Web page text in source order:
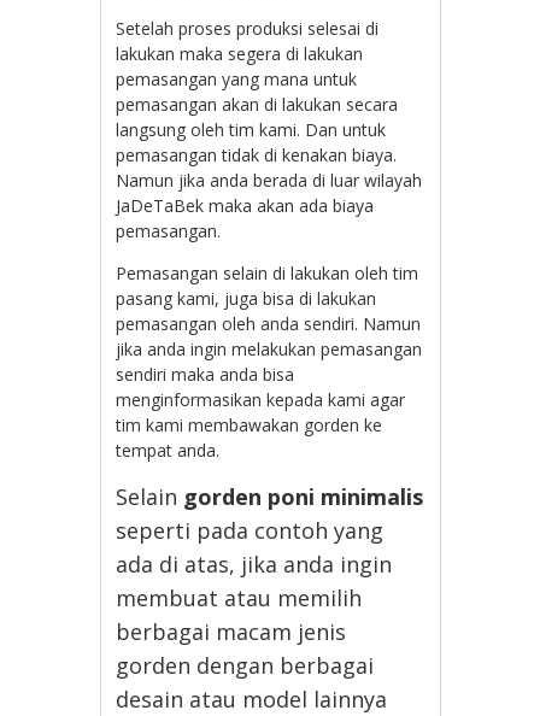
Setelah proses produksi selesai di
lakukan maka segera di lakukan
pemasangan yang mana untuk
pemasangan akan di lakukan secara
langsung oleh tim kami. Dan untuk
pemasangan tidak di kenakan biaya.
Namun jika anda berada di luar wilayah
JaDeTaBek maka akan ada biaya
pemasangan.
Pemasangan selain di lakukan oleh tim
pasang kami, juga bisa di lakukan
pemasangan oleh anda sendiri. Namun
jika anda ingin melakukan pemasangan
sendiri maka anda bisa
menginformasikan kepada kami agar
tim kami membawakan gorden ke
tempat anda.
Selain gorden poni minimalis
seperti pada contoh yang
ada di atas, jika anda ingin
membuat atau memilih
berbagai macam jenis
gorden dengan berbagai
desain atau model lainnya